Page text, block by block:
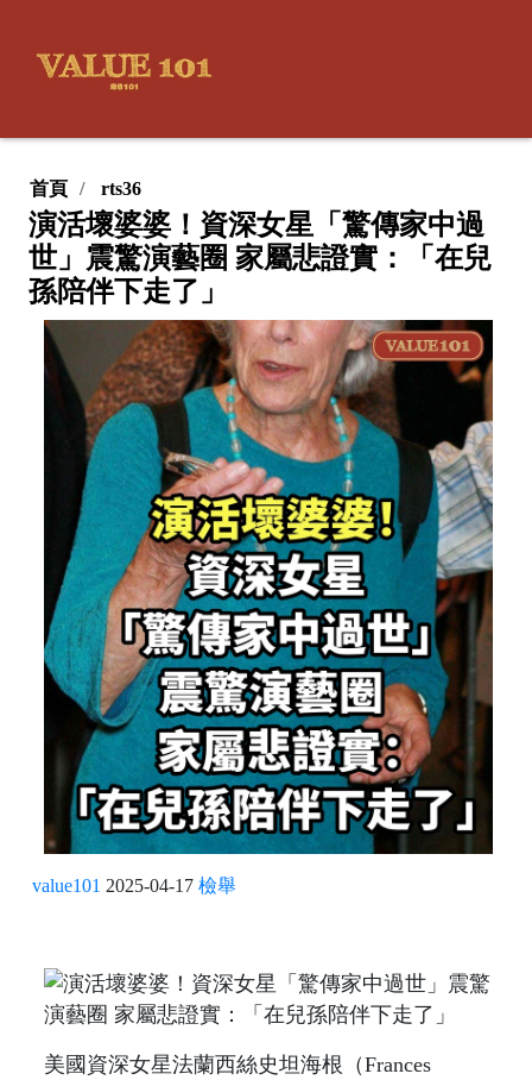
首頁 rts36
演活壞婆婆！資深女星「驚傳家中過
世」震驚演藝圈 家屬悲證實：「在兒
孫陪伴下走了」
value101 2025-04-17 檢舉
美國資深女星法蘭西絲史坦海根（Frances